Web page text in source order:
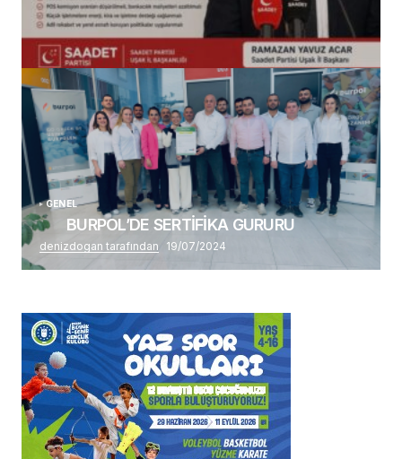
(başlıksız)
Alaattin Karahan tarafından 14/07/2026
GENEL
BURPOL’DE SERTİFİKA GURURU
denizdogan tarafından 19/07/2024